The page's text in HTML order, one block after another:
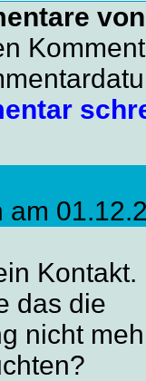
am
Kontakt.
das die
nicht